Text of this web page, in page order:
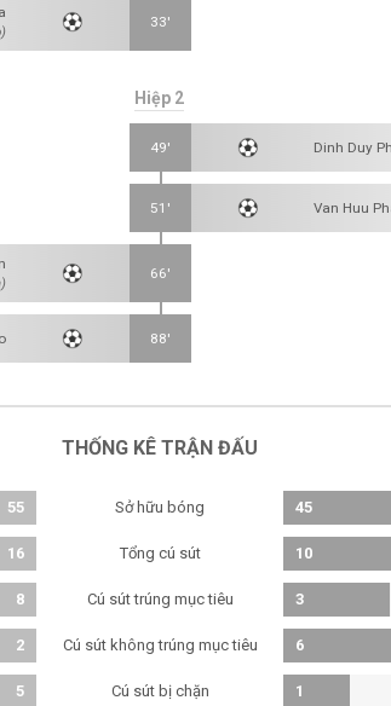
33'
Hiệp 2
49' Dinh Duy
51' Van Huu
66'
88'
THỐNG KÊ TRẬN ĐẤU
55 Sở hữu bóng 45
16 Tổng cú sút 10
8 Cú sút trúng mục tiêu 3
2 Cú sút không trúng mục tiêu 6
5 Cú sút bị chặn 1